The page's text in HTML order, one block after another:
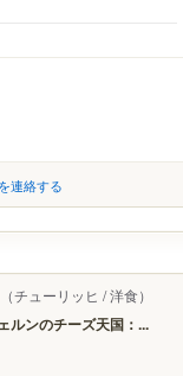
連絡する
（チューリッヒ / 洋食）
ルンのチーズ天国：...